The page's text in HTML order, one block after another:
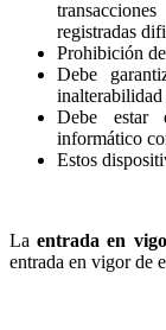
registradas
Prohibición
Debe
inalterabilidad
Debe estar
informático
Estos
Laentrada en
entrada en vigor de